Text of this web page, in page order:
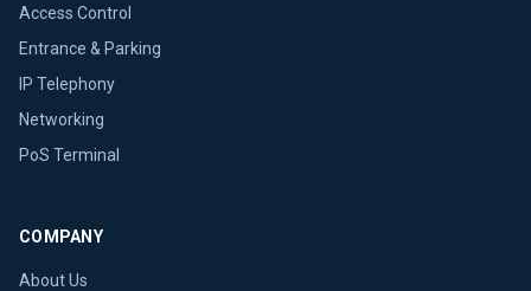
Access Control
Entrance & Parking
IP Telephony
Networking
PoS Terminal
COMPANY
About Us